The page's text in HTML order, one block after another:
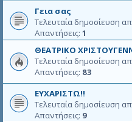
Γεια σας
Τελευταία δημοσίευση
Απαντήσεις: 1
ΘΕΑΤΡΙΚΟ
Τελευταία δημοσίευση
Απαντήσεις: 83
ΕΥΧΑΡΙΣΤΩ!!
Τελευταία δημοσίευση
Απαντήσεις: 9